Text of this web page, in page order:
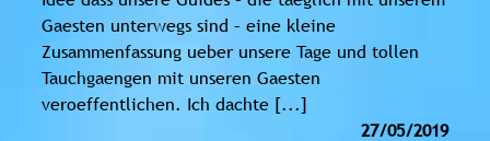
Gaesten unterwegs sind – eine kleine
Zusammenfassung ueber unsere Tage und tollen
Tauchgaengen mit unseren Gaesten
veroeffentlichen. Ich dachte [...]
27/05/2019